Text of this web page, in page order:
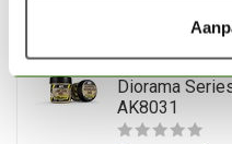
AK
Effects
Diorama
AK8031